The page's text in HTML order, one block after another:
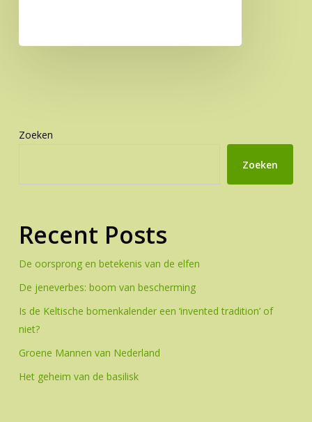
Zoeken
Zoeken
Recent Posts
De oorsprong en betekenis van de elfen
De jeneverbes: boom van bescherming
Is de Keltische bomenkalender een ‘invented tradition’ of
niet?
Groene Mannen van Nederland
Het geheim van de basilisk